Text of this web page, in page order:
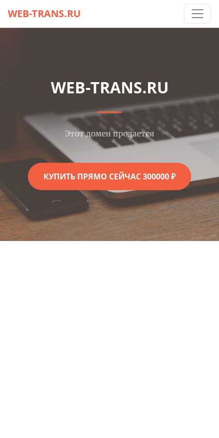
WEB-TRANS.RU
WEB-TRANS.RU
Этот домен продается
КУПИТЬ ПРЯМО СЕЙЧАС 300000 ₽